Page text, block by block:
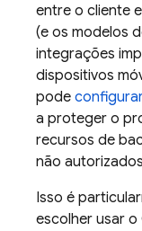
entre o cliente
(e os modelos
integrações
dispositivos
pode
a proteger o
recursos de
não
Isso é
escolher usar o